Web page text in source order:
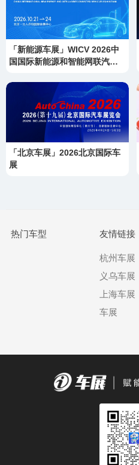
「新能源车展」WICV 2026中
国国际新能源和智能网联汽车
「北京车展」2026北京国际车
展
热门车型 友情链接
杭州车展
义乌车展
上海车展
车展